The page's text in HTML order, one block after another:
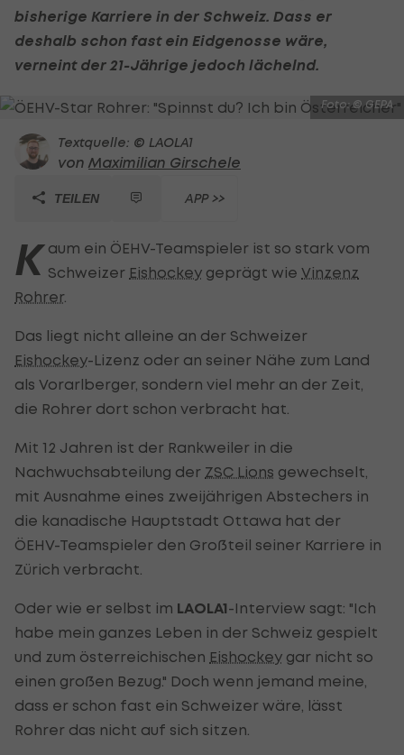
bisherige Karriere in der Schweiz. Dass er
deshalb schon fast ein Eidgenosse wäre,
verneint der 21-Jährige jedoch lächelnd.
Foto: © GEPA
Textquelle: © LAOLA1
von Maximilian Girschele
TEILEN APP >>
K aum ein ÖEHV-Teamspieler ist so stark vom
Schweizer Eishockey geprägt wie Vinzenz
Rohrer.
Das liegt nicht alleine an der Schweizer
Eishockey-Lizenz oder an seiner Nähe zum Land
als Vorarlberger, sondern viel mehr an der Zeit,
die Rohrer dort schon verbracht hat.
Mit 12 Jahren ist der Rankweiler in die
Nachwuchsabteilung der ZSC Lions gewechselt,
mit Ausnahme eines zweijährigen Abstechers in
die kanadische Hauptstadt Ottawa hat der
ÖEHV-Teamspieler den Großteil seiner Karriere in
Zürich verbracht.
Oder wie er selbst im LAOLA1-Interview sagt: "Ich
habe mein ganzes Leben in der Schweiz gespielt
und zum österreichischen Eishockey gar nicht so
einen großen Bezug." Doch wenn jemand meine,
dass er schon fast ein Schweizer wäre, lässt
Rohrer das nicht auf sich sitzen.